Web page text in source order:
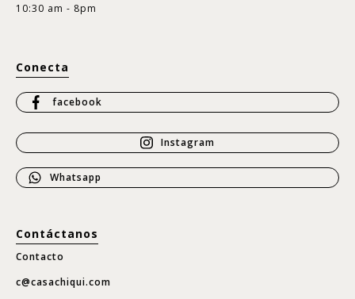
10:30 am - 8pm
Conecta
facebook
Instagram
Whatsapp
Contáctanos
Contacto
c@casachiqui.com